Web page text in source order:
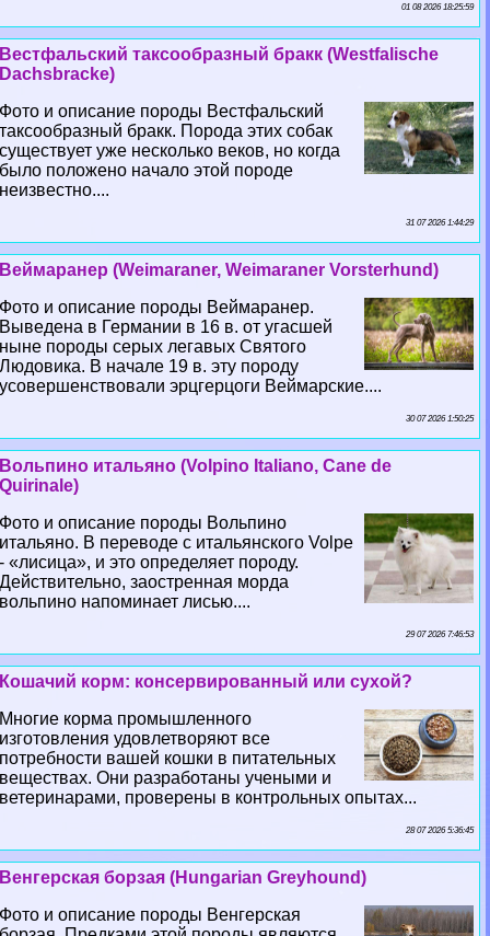
01 08 2026 18:25:59
Вестфальский таксообразный бpaкк (Westfalische
Dachsbracke)
Фото и описание породы Вестфальский
таксообразный бpaкк. Порода этих собак
существует уже несколько веков, но когда
было положено начало этой породе
неизвестно....
31 07 2026 1:44:29
Веймаранер (Weimaraner, Weimaraner Vorsterhund)
Фото и описание породы Веймаранер.
Выведена в Германии в 16 в. от угасшей
ныне породы серых легавых Святого
Людовика. В начале 19 в. эту породу
усовершенствовали эрцгерцоги Веймарские....
30 07 2026 1:50:25
Вольпино итальяно (Volpino Italiano, Cane de
Quirinale)
Фото и описание породы Вольпино
итальяно. В переводе с итальянского Volpe
- «лисица», и это определяет породу.
Действительно, заостренная морда
вольпино напоминает лисью....
29 07 2026 7:46:53
Кошачий корм: консервированный или сухой?
Многие корма промышленного
изготовления удовлетворяют все
потребности вашей кошки в питательных
веществах. Они разработаны учеными и
ветеринарами, проверены в контрольных опытах...
28 07 2026 5:36:45
Венгерская борзая (Hungarian Greyhound)
Фото и описание породы Венгерская